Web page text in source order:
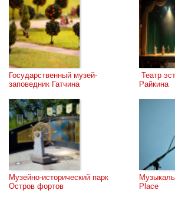
Государственный музей-
заповедник Гатчина
Райкина
Музейно-исторический парк
Остров фортов
Place